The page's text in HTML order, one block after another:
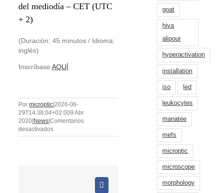
del mediodía – CET (UTC
+ 2)
(Duración: 45 minutos / Idioma:
inglés)
Inscríbase AQUÍ
Por microptic 2026-06-
29T14:38:04+02:009 Abr
2020 News Comentarios
desactivadosen
Webinar:
Facebook
goat
hiva
alipour
hyperactivation
installation
iso led
leukocytes
manatee
mefs
microptic
microscope
morphology